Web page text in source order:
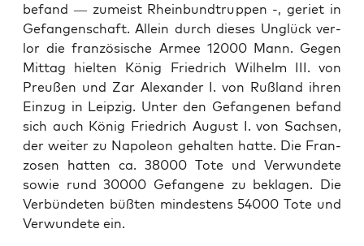
befand — zumeist Rhein­bundtrup­pen -, geri­et in
Gefan­gen­schaft. Allein durch dieses Unglück ver­
lor die franzö­sis­che Armee 12000 Mann. Gegen
Mit­tag hiel­ten König Friedrich Wil­helm III. von
Preußen und Zar Alexan­der I. von Ruß­land ihren
Einzug in Leipzig. Unter den Gefan­genen befand
sich auch König Friedrich August I. von Sach­sen,
der weit­er zu Napoleon gehal­ten hat­te. Die Fran­
zosen hat­ten ca. 38000 Tote und Ver­wun­dete
sowie rund 30000 Gefan­gene zu bekla­gen. Die
Ver­bün­de­ten büßten min­destens 54000 Tote und
Ver­wun­dete ein.